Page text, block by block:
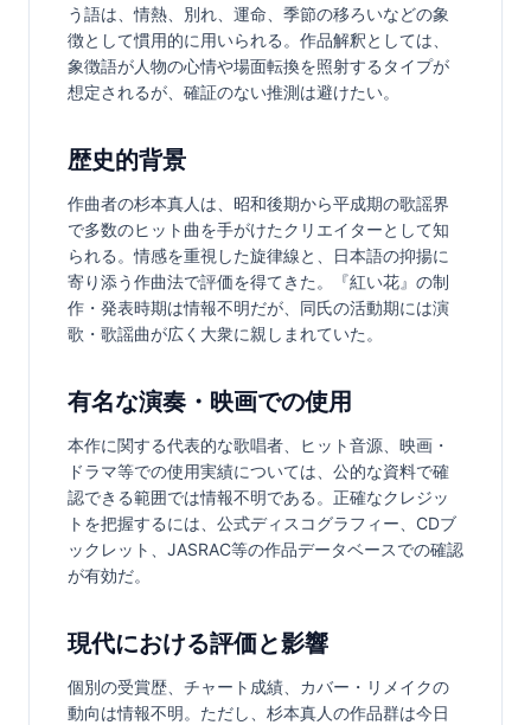
う語は、情熱、別れ、運命、季節の移ろいなどの象
徴として慣用的に用いられる。作品解釈としては、
象徴語が人物の心情や場面転換を照射するタイプが
想定されるが、確証のない推測は避けたい。
歴史的背景
作曲者の杉本真人は、昭和後期から平成期の歌謡界
で多数のヒット曲を手がけたクリエイターとして知
られる。情感を重視した旋律線と、日本語の抑揚に
寄り添う作曲法で評価を得てきた。『紅い花』の制
作・発表時期は情報不明だが、同氏の活動期には演
歌・歌謡曲が広く大衆に親しまれていた。
有名な演奏・映画での使用
本作に関する代表的な歌唱者、ヒット音源、映画・
ドラマ等での使用実績については、公的な資料で確
認できる範囲では情報不明である。正確なクレジッ
トを把握するには、公式ディスコグラフィー、CDブ
ックレット、JASRAC等の作品データベースでの確認
が有効だ。
現代における評価と影響
個別の受賞歴、チャート成績、カバー・リメイクの
動向は情報不明。ただし、杉本真人の作品群は今日